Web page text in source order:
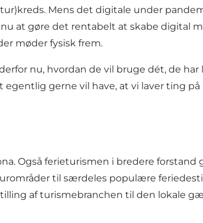
Mens det digitale under
at gøre det rentabelt at skabe digital
møder fysisk frem.
nu, hvordan de vil bruge dét, de
gerne vil have, at vi laver ting på
Også ferieturismen i bredere forstand
til særdeles populære
af turismebranchen til den lokale